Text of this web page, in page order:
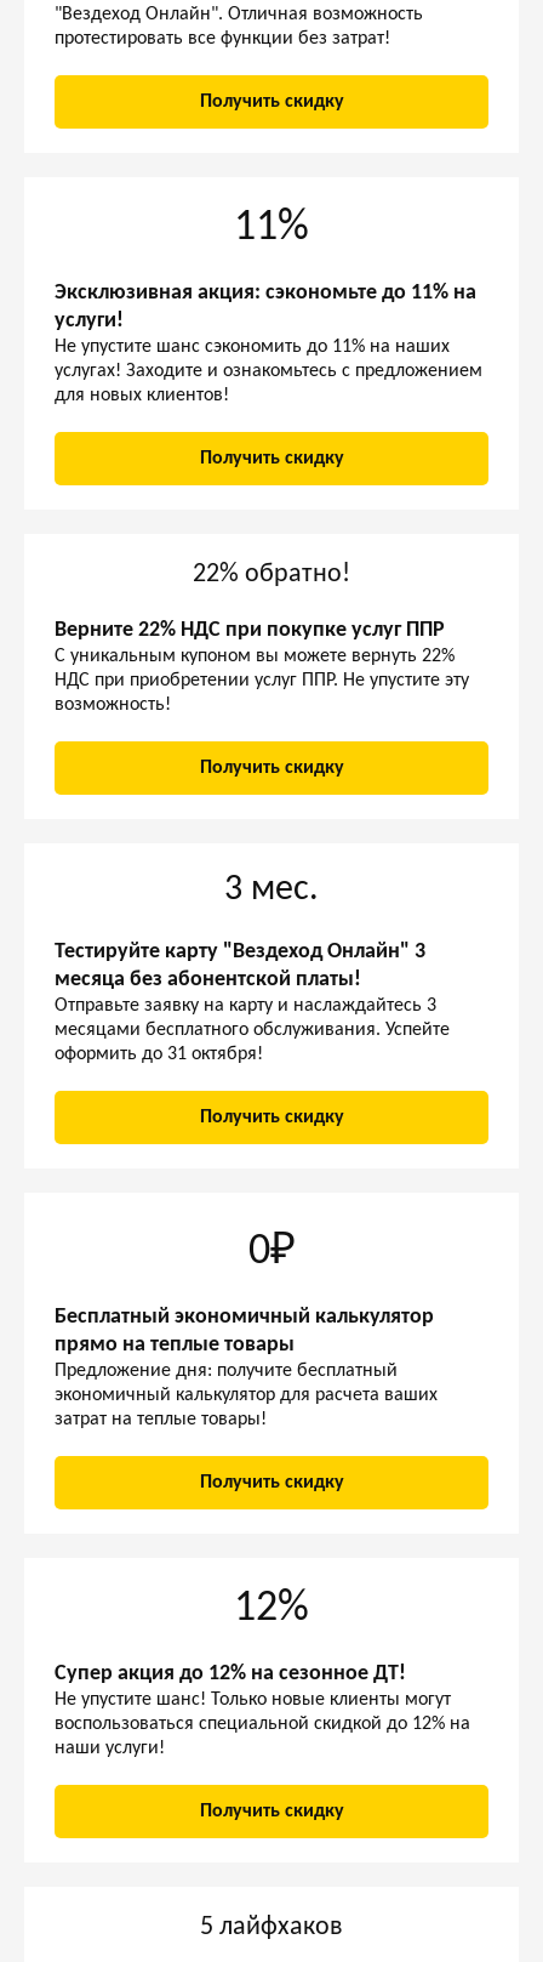
"Вездеход Онлайн". Отличная возможность
протестировать все функции без затрат!
Получить скидку
11%
Эксклюзивная акция: сэкономьте до 11% на
услуги!
Не упустите шанс сэкономить до 11% на наших
услугах! Заходите и ознакомьтесь с предложением
для новых клиентов!
Получить скидку
22% обратно!
Верните 22% НДС при покупке услуг ППР
С уникальным купоном вы можете вернуть 22%
НДС при приобретении услуг ППР. Не упустите эту
возможность!
Получить скидку
3 мес.
Тестируйте карту "Вездеход Онлайн" 3
месяца без абонентской платы!
Отправьте заявку на карту и наслаждайтесь 3
месяцами бесплатного обслуживания. Успейте
оформить до 31 октября!
Получить скидку
0₽
Бесплатный экономичный калькулятор
прямо на теплые товары
Предложение дня: получите бесплатный
экономичный калькулятор для расчета ваших
затрат на теплые товары!
Получить скидку
12%
Супер акция до 12% на сезонное ДТ!
Не упустите шанс! Только новые клиенты могут
воспользоваться специальной скидкой до 12% на
наши услуги!
Получить скидку
5 лайфхаков